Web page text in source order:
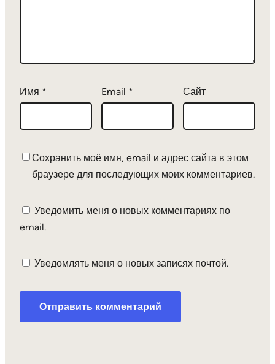
Имя * Email * Сайт
Сохранить моё имя, email и адрес сайта в этом
браузере для последующих моих комментариев.
Уведомить меня о новых комментариях по
email.
Уведомлять меня о новых записях почтой.